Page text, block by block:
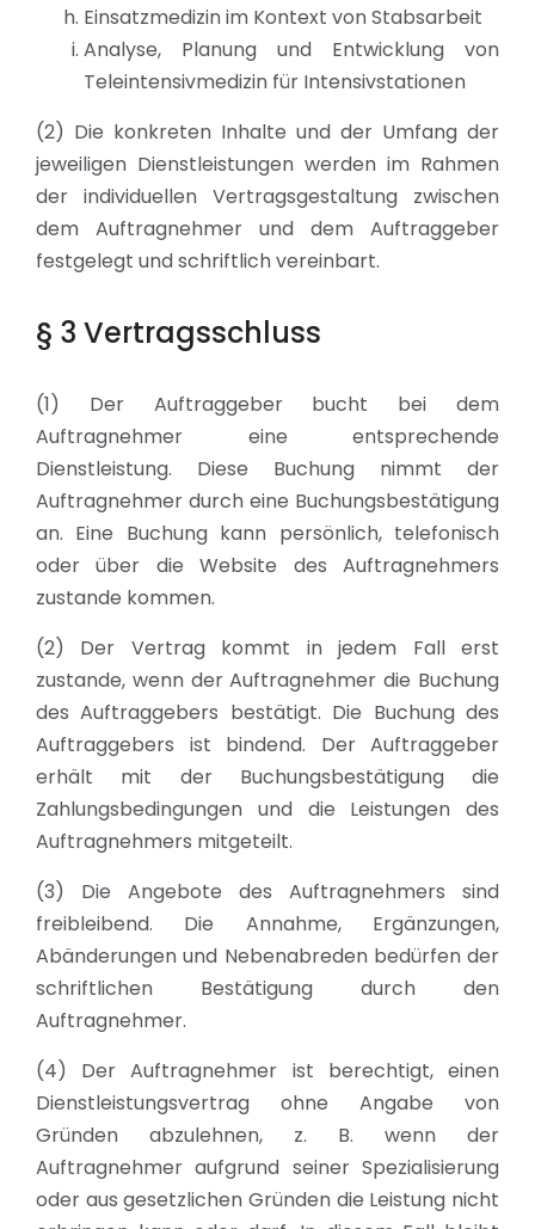
Einsatzmedizin im Kontext von Stabsarbeit
Analyse, Planung und Entwicklung von
Teleintensivmedizin für Intensivstationen
(2) Die konkreten Inhalte und der Umfang der
jeweiligen Dienstleistungen werden im Rahmen
der individuellen Vertragsgestaltung zwischen
dem Auftragnehmer und dem Auftraggeber
festgelegt und schriftlich vereinbart.
§ 3 Vertragsschluss
(1) Der Auftraggeber bucht bei dem
Auftragnehmer eine entsprechende
Dienstleistung. Diese Buchung nimmt der
Auftragnehmer durch eine Buchungsbestätigung
an. Eine Buchung kann persönlich, telefonisch
oder über die Website des Auftragnehmers
zustande kommen.
(2) Der Vertrag kommt in jedem Fall erst
zustande, wenn der Auftragnehmer die Buchung
des Auftraggebers bestätigt. Die Buchung des
Auftraggebers ist bindend. Der Auftraggeber
erhält mit der Buchungsbestätigung die
Zahlungsbedingungen und die Leistungen des
Auftragnehmers mitgeteilt.
(3) Die Angebote des Auftragnehmers sind
freibleibend. Die Annahme, Ergänzungen,
Abänderungen und Nebenabreden bedürfen der
schriftlichen Bestätigung durch den
Auftragnehmer.
(4) Der Auftragnehmer ist berechtigt, einen
Dienstleistungsvertrag ohne Angabe von
Gründen abzulehnen, z. B. wenn der
Auftragnehmer aufgrund seiner Spezialisierung
oder aus gesetzlichen Gründen die Leistung nicht